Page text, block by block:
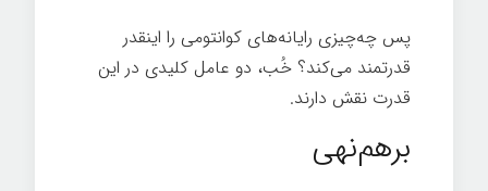
پس چه‌چیزی رایانه‌های کوانتومی را اینقدر
قدرتمند می‌کند؟ خُب، دو عامل کلیدی در این
قدرت نقش دارند.
برهم‌نهی